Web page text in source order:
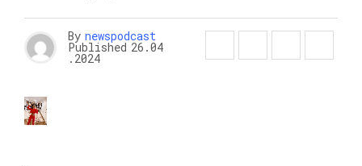
By newspodcast
Published 26.04
.2024